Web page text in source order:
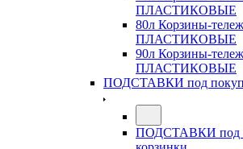
ПЛАСТИКОВЫЕ
80л Корзины-
ПЛАСТИКОВЫЕ
90л Корзины-
ПЛАСТИКОВЫЕ
ПОДСТАВКИ под
ПОДСТАВКИ под